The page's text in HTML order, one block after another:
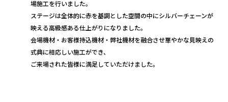
場施工を行いました。
ステージは全体的に赤を基調とした空間の中にシルバーチェーンが
映える高級感ある仕上がりになりました。
会場機材・お客様持込機材・弊社機材を融合させ華やかな見映えの
式典に相応しい施工ができ、
ご来場された皆様に満足していただけました。